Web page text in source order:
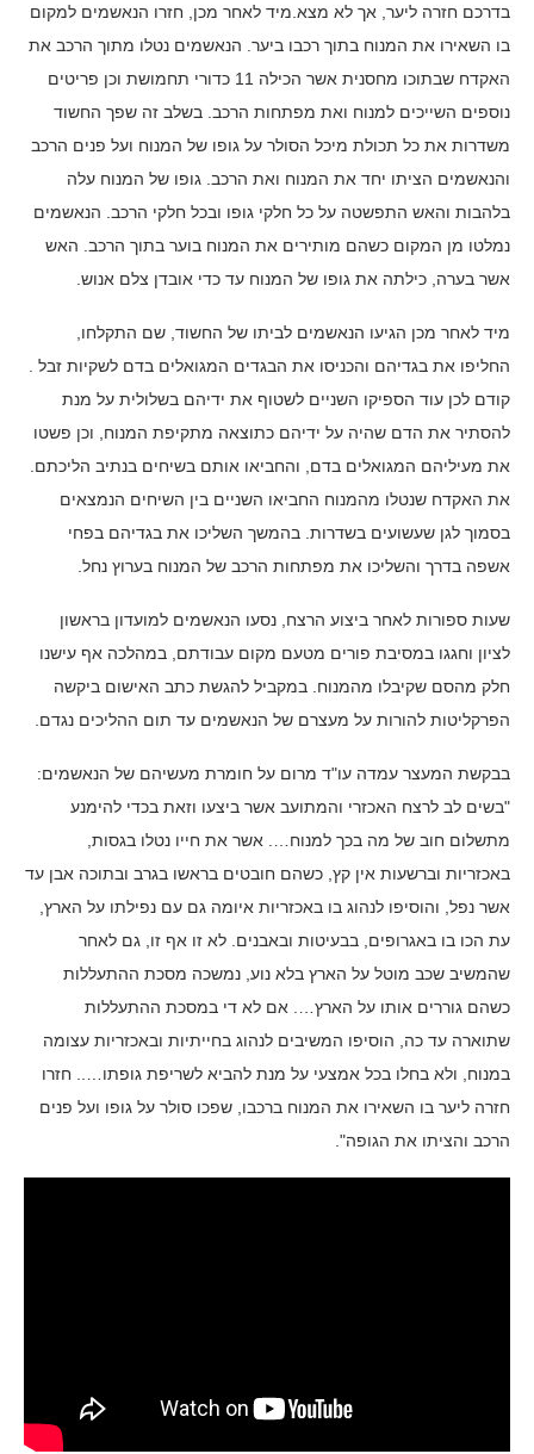
בדרכם חזרה ליער, אך לא מצא.מיד לאחר מכן, חזרו הנאשמים למקום
בו השאירו את המנוח בתוך רכבו ביער. הנאשמים נטלו מתוך הרכב את
האקדח שבתוכו מחסנית אשר הכילה 11 כדורי תחמושת וכן פריטים
נוספים השייכים למנוח ואת מפתחות הרכב. בשלב זה שפך החשוד
משדרות את כל תכולת מיכל הסולר על גופו של המנוח ועל פנים הרכב
והנאשמים הציתו יחד את המנוח ואת הרכב. גופו של המנוח עלה
בלהבות והאש התפשטה על כל חלקי גופו ובכל חלקי הרכב. הנאשמים
נמלטו מן המקום כשהם מותירים את המנוח בוער בתוך הרכב. האש
אשר בערה, כילתה את גופו של המנוח עד כדי אובדן צלם אנוש.
מיד לאחר מכן הגיעו הנאשמים לביתו של החשוד, שם התקלחו,
החליפו את בגדיהם והכניסו את הבגדים המגואלים בדם לשקיות זבל .
קודם לכן עוד הספיקו השניים לשטוף את ידיהם בשלולית על מנת
להסתיר את הדם שהיה על ידיהם כתוצאה מתקיפת המנוח, וכן פשטו
את מעיליהם המגואלים בדם, והחביאו אותם בשיחים בנתיב הליכתם.
את האקדח שנטלו מהמנוח החביאו השניים בין השיחים הנמצאים
בסמוך לגן שעשועים בשדרות. בהמשך השליכו את בגדיהם בפחי
אשפה בדרך והשליכו את מפתחות הרכב של המנוח בערוץ נחל.
שעות ספורות לאחר ביצוע הרצח, נסעו הנאשמים למועדון בראשון
לציון וחגגו במסיבת פורים מטעם מקום עבודתם, במהלכה אף עישנו
חלק מהסם שקיבלו מהמנוח. במקביל להגשת כתב האישום ביקשה
הפרקליטות להורות על מעצרם של הנאשמים עד תום ההליכים נגדם.
בבקשת המעצר עמדה עו"ד מרום על חומרת מעשיהם של הנאשמים:
"בשים לב לרצח האכזרי והמתועב אשר ביצעו וזאת בכדי להימנע
מתשלום חוב של מה בכך למנוח…. אשר את חייו נטלו בגסות,
באכזריות וברשעות אין קץ, כשהם חובטים בראשו בגרב ובתוכה אבן עד
אשר נפל, והוסיפו לנהוג בו באכזריות איומה גם עם נפילתו על הארץ,
עת הכו בו באגרופים, בבעיטות ובאבנים. לא זו אף זו, גם לאחר
שהמשיב שכב מוטל על הארץ בלא נוע, נמשכה מסכת ההתעללות
כשהם גוררים אותו על הארץ…. אם לא די במסכת ההתעללות
שתוארה עד כה, הוסיפו המשיבים לנהוג בחייתיות ובאכזריות עצומה
במנוח, ולא בחלו בכל אמצעי על מנת להביא לשריפת גופתו….. חזרו
חזרה ליער בו השאירו את המנוח ברכבו, שפכו סולר על גופו ועל פנים
הרכב והציתו את הגופה".